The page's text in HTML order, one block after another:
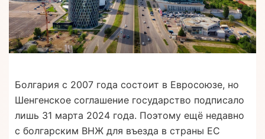
Болгария с 2007 года состоит в Евросоюзе, но
Шенгенское соглашение государство подписало
лишь 31 марта 2024 года. Поэтому ещё недавно
с болгарским ВНЖ для въезда в страны ЕС